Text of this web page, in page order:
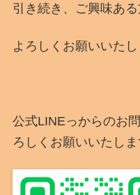
引き続き、ご興味あ
よろしくお願いいたし
公式LINEっからのお
ろしくお願いいたしま